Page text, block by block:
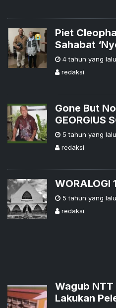
pukul 18.21 WIB (19.21
Piet
Sahabat
Mataloko,
4 tahun yang lalu
redaksi
Gone But
GEORGIUS
MPA (*Lela,
+Kupang,
5 tahun yang lalu
redaksi
WORALOGI
5 tahun yang lalu
redaksi
Wagub NTT
Lakukan